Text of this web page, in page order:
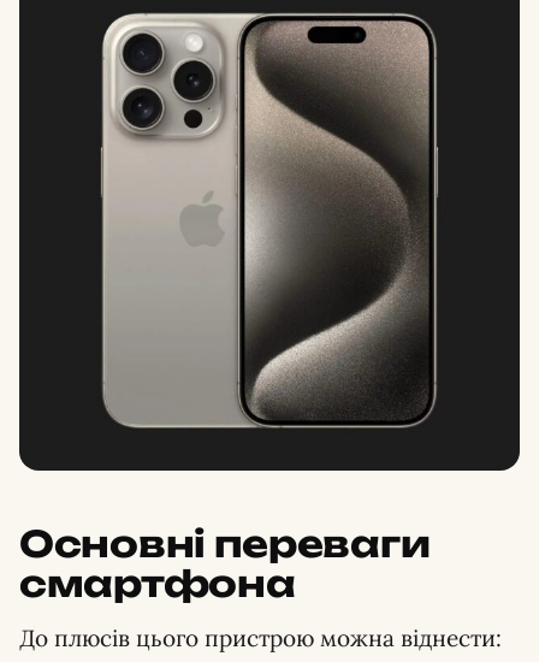
Основні переваги
смартфона
До плюсів цього пристрою можна віднести: